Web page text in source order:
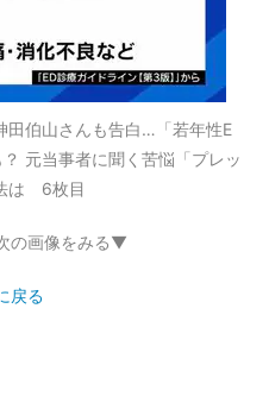
田伯山さんも告白…「若年性E
元当事者に聞く苦悩「プレッ
は 6枚目
の画像をみる▼
戻る